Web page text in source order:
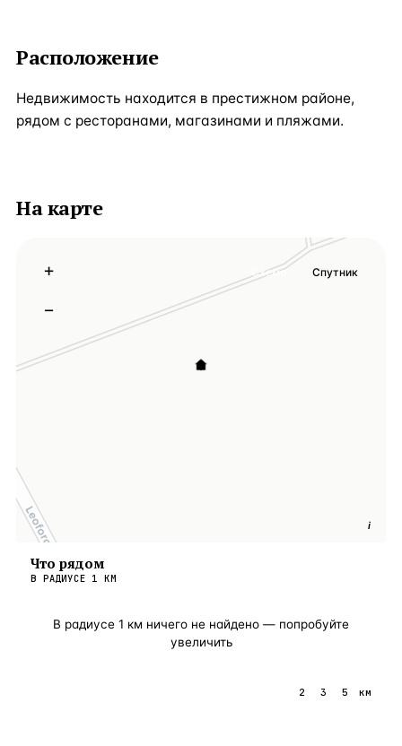
Расположение
Недвижимость находится в престижном районе,
рядом с ресторанами, магазинами и пляжами.
На карте
i
+
−
Схема Спутник
Что рядом
В РАДИУСЕ 1 КМ
В радиусе 1 км ничего не найдено — попробуйте
увеличить
2 3 5 км